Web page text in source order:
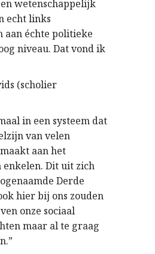
wetenschappelijk
echt links
aan échte politieke
niveau. Dat vond ik
(scholier
in een systeem dat
van velen
aan het
Dit uit zich
Derde
hier bij ons zouden
onze sociaal
maar al te graag